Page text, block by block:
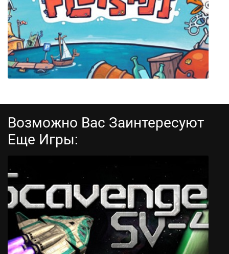
Warrior Fighter
Flotsam
Возможно Вас Заинтересуют
Еще Игры: